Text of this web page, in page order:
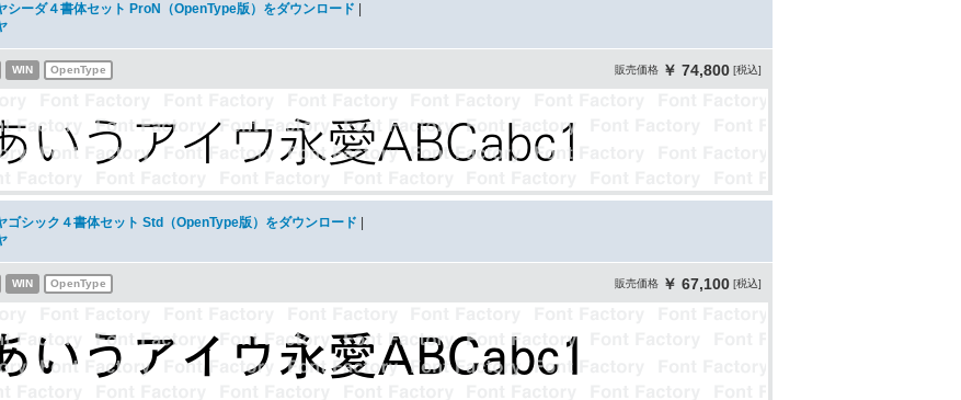
シーダ４書体セット ProN（OpenType版）をダウンロード
販売価格 ￥ 74,800 [税込]
WIN OpenType
ゴシック４書体セット Std（OpenType版）をダウンロード
販売価格 ￥ 67,100 [税込]
WIN OpenType